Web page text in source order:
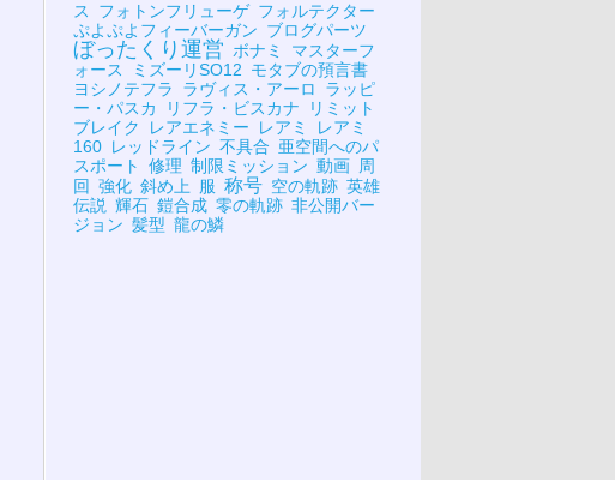
ス
フォトンフリューゲ フォルテクター
ぷよぷよフィーバーガン ブログパーツ
ぼったくり運営 ボナミ
マスターフ
ォース
ミズーリSO12 モタブの預言書
ヨシノテフラ
ラヴィス・アーロ
ラッピ
ー・パスカ
リフラ・ビスカナ
リミット
ブレイク
レアエネミー レアミ
レアミ
160 レッドライン 不具合 亜空間へのパ
スポート
修理 制限ミッション 動画 周
回 強化 斜め上 服 称号 空の軌跡 英雄
伝説 輝石 鎧合成 零の軌跡 非公開バー
ジョン 髪型 龍の鱗